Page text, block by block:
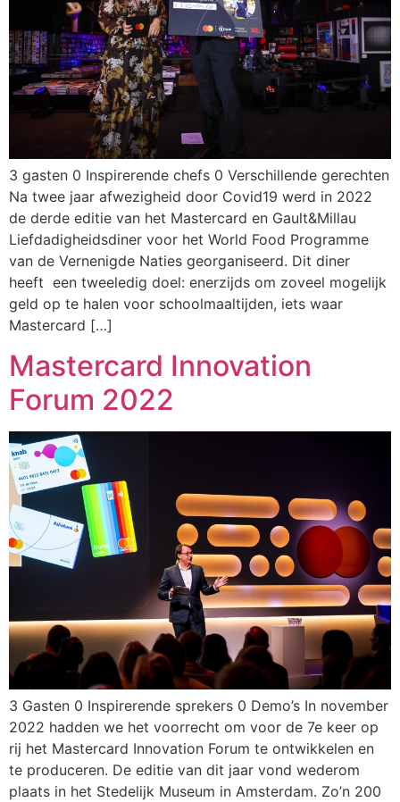
3 gasten 0 Inspirerende chefs 0 Verschillende gerechten
Na twee jaar afwezigheid door Covid19 werd in 2022
de derde editie van het Mastercard en Gault&Millau
Liefdadigheidsdiner voor het World Food Programme
van de Vernenigde Naties georganiseerd. Dit diner
heeft een tweeledig doel: enerzijds om zoveel mogelijk
geld op te halen voor schoolmaaltijden, iets waar
Mastercard […]
Mastercard Innovation
Forum 2022
3 Gasten 0 Inspirerende sprekers 0 Demo’s In november
2022 hadden we het voorrecht om voor de 7e keer op
rij het Mastercard Innovation Forum te ontwikkelen en
te produceren. De editie van dit jaar vond wederom
plaats in het Stedelijk Museum in Amsterdam. Zo’n 200